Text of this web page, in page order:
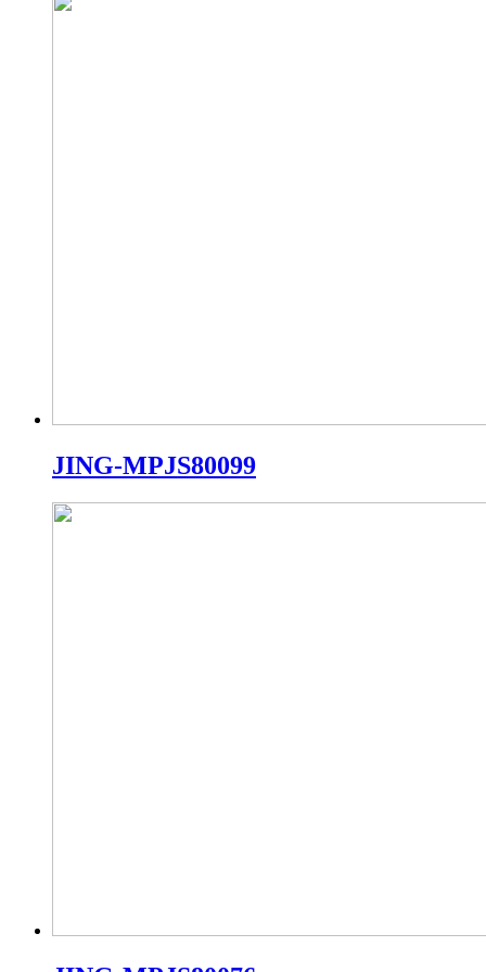
JING-MPJS80099